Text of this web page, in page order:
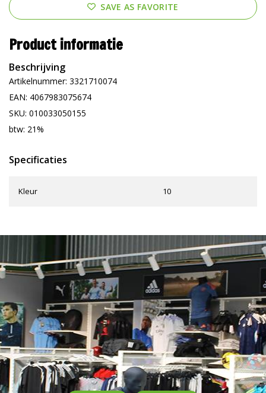
SAVE AS FAVORITE
Product informatie
Beschrijving
Artikelnummer: 3321710074
EAN: 4067983075674
SKU: 010033050155
btw: 21%
Specificaties
Kleur 10